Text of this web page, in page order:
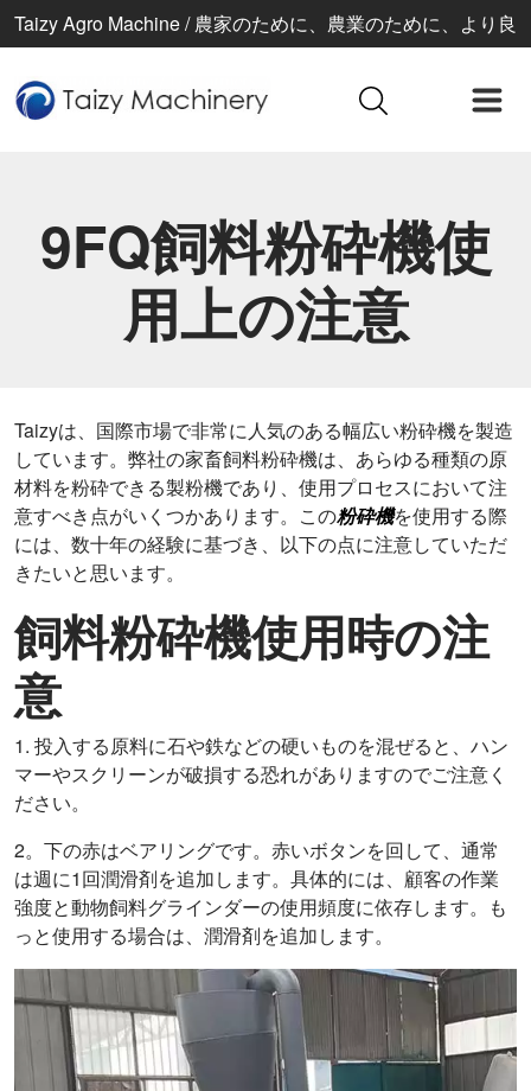
Taizy Agro Machine / 農家のために、農業のために、より良
9FQ飼料粉砕機使
用上の注意
Taizyは、国際市場で非常に人気のある幅広い粉砕機を製造
しています。弊社の家畜飼料粉砕機は、あらゆる種類の原
材料を粉砕できる製粉機であり、使用プロセスにおいて注
意すべき点がいくつかあります。この粉砕機を使用する際
には、数十年の経験に基づき、以下の点に注意していただ
きたいと思います。
飼料粉砕機使用時の注
意
1. 投入する原料に石や鉄などの硬いものを混ぜると、ハン
マーやスクリーンが破損する恐れがありますのでご注意く
ださい。
2。下の赤はベアリングです。赤いボタンを回して、通常
は週に1回潤滑剤を追加します。具体的には、顧客の作業
強度と動物飼料グラインダーの使用頻度に依存します。も
っと使用する場合は、潤滑剤を追加します。